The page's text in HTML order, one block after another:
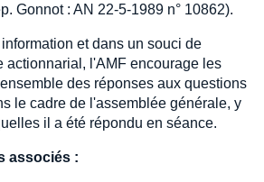
Gonnot : AN 22-5-1989 n° 10862).
et dans un souci de
actionnarial, l'AMF encourage les
des réponses aux questions
le cadre de l'assemblée générale, y
il a été répondu en séance.
associés :